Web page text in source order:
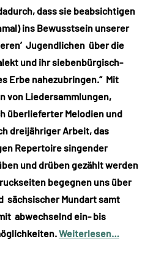
dass sie beabsichtigen
ins Bewusstsein unserer
Jugendlichen über die
und ihr siebenbürgisch-
Erbe nahezubringen.“ Mit
von Liedersammlungen,
überlieferter Melodien und
dreijähriger Arbeit, das
Repertoire singender
und drüben gezählt werden
begegnen uns über
sächsischer Mundart samt
abwechselnd ein- bis
Weiterlesen…